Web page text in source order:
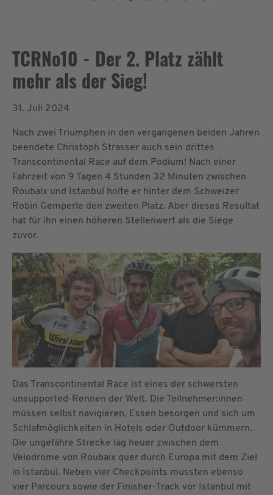
TCRNo10 - Der 2. Platz zählt
mehr als der Sieg!
31. Juli 2024
Nach zwei Triumphen in den vergangenen beiden Jahren
beendete Christoph Strasser auch sein drittes
Transcontinental Race auf dem Podium! Nach einer
Fahrzeit von 9 Tagen 4 Stunden 32 Minuten zwischen
Roubaix und Istanbul holte er hinter dem Schweizer
Robin Gemperle den zweiten Platz. Aber dieses Resultat
hat für ihn einen höheren Stellenwert als die Siege
zuvor.
Das Transcontinental Race ist eines der schwersten
unsupported-Rennen der Welt. Die Teilnehmer:innen
müssen selbst navigieren, Essen besorgen und sich um
Schlafmöglichkeiten in Hotels oder Outdoor kümmern.
Die ungefähre Strecke lag heuer zwischen dem
Velodrome von Roubaix quer durch Europa mit dem Ziel
in Istanbul. Neben vier Checkpoints mussten ebenso
vier Parcours sowie der Finisher-Track vor Istanbul mit